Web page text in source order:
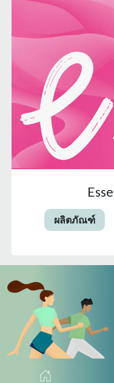
ผลิตภัณฑ์